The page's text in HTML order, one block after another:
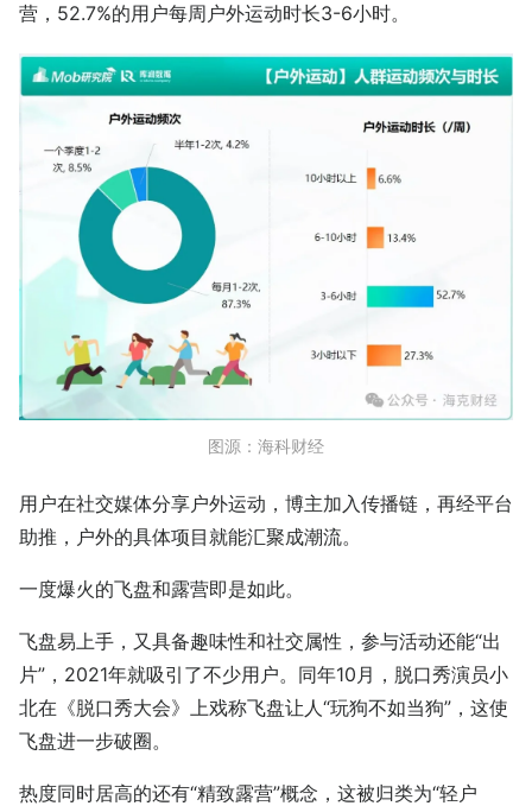
营，52.7%的用户每周户外运动时长3-6小时。
图源：海科财经
用户在社交媒体分享户外运动，博主加入传播链，再经平台
助推，户外的具体项目就能汇聚成潮流。
一度爆火的飞盘和露营即是如此。
飞盘易上手，又具备趣味性和社交属性，参与活动还能“出
片”，2021年就吸引了不少用户。同年10月，脱口秀演员小
北在《脱口秀大会》上戏称飞盘让人“玩狗不如当狗”，这使
飞盘进一步破圈。
热度同时居高的还有“精致露营”概念，这被归类为“轻户